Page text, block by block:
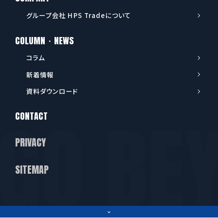
グループ会社 HPS Tradeについて
COLUMN・NEWS
コラム
新着情報
資料ダウンロード
CONTACT
PRIVACY
SITEMAP